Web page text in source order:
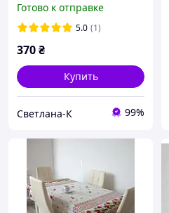
водоотталкивающая
ткань / 40см*170см /
Готово к отправке
5.0 (1)
370₴
Купить
Светлана-К 99%